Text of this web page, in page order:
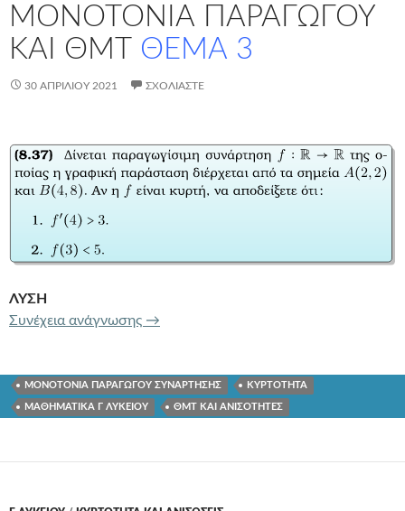
ΜΟΝΟΤΟΝΙΑ ΠΑΡΑΓΩΓΟΥ
ΚΑΙ ΘΜΤ ΘΕΜΑ 3
30 ΑΠΡΙΛΊΟΥ 2021 ΣΧΟΛΙΆΣΤΕ
ΛΥΣΗ
Συνέχεια ανάγνωσης ΜΟΝΟΤΟΝΙΑ ΠΑΡΑΓΩΓΟΥ ΚΑΙ ΘΜΤ
→
ΜΟΝΟΤΟΝΙΑ ΠΑΡΑΓΩΓΟΥ ΣΥΝΑΡΤΗΣΗΣ ΚΥΡΤΟΤΗΤΑ
ΜΑΘΗΜΑΤΙΚΑ Γ ΛΥΚΕΙΟΥ ΘΜΤ ΚΑΙ ΑΝΙΣΟΤΗΤΕΣ